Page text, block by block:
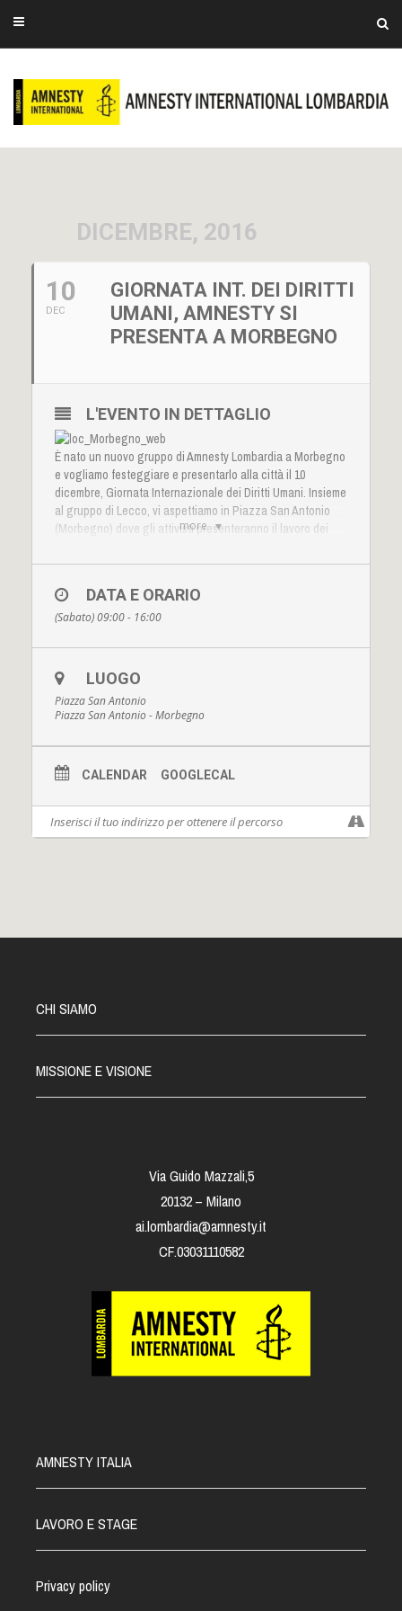
DICEMBRE, 2016
10
DEC
GIORNATA INT. DEI DIRITTI
UMANI, AMNESTY SI
PRESENTA A MORBEGNO
more
L'EVENTO IN DETTAGLIO
È nato un nuovo gruppo di Amnesty Lombardia a Morbegno
e vogliamo festeggiare e presentarlo alla città il 10
dicembre, Giornata Internazionale dei Diritti Umani. Insieme
al gruppo di Lecco, vi aspettiamo in Piazza San Antonio
(Morbegno) dove gli attivisti presenteranno il lavoro dei
particolare#W4R- Write for Rights, la maratona dei diritti
violazioni dei diritti umani in vari paesi del mondo. Verranno
raccolte firme e venduti i panettoni artigianali della
DATA E ORARIO
(Sabato) 09:00 - 16:00
LUOGO
Piazza San Antonio
Piazza San Antonio - Morbegno
CALENDAR GOOGLECAL
CHI SIAMO
MISSIONE E VISIONE
Via Guido Mazzali,5
20132 – Milano
ai.lombardia@amnesty.it
CF.03031110582
AMNESTY ITALIA
LAVORO E STAGE
Privacy policy